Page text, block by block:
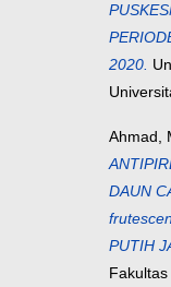
2020.
Ahmad,
DAUN
PUTIH